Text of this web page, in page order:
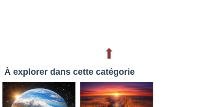
⬆
À explorer dans cette catégorie